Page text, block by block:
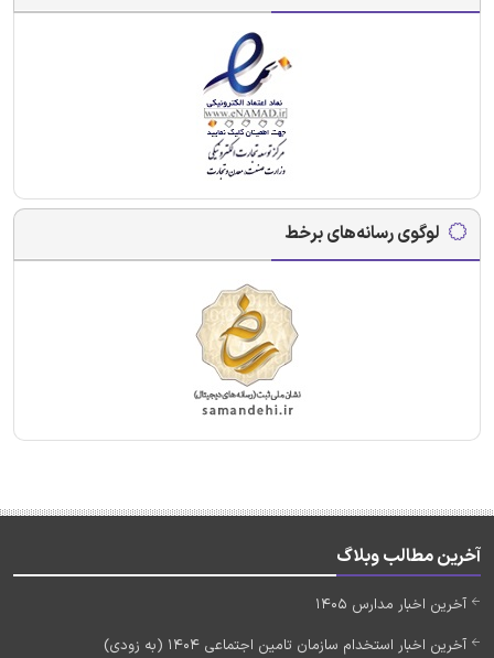
لوگوی رسانه‌های برخط
آخرین مطالب وبلاگ
آخرین اخبار مدارس 1405
آخرین اخبار استخدام سازمان تامین اجتماعی 1404 (به زودی)